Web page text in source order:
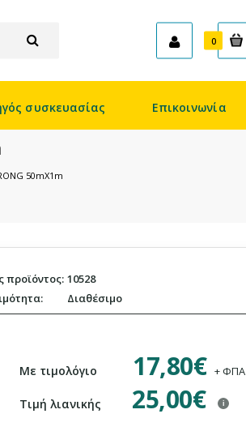
0
συσκευασίας Επικοινωνία
50mX1m
προϊόντος: 10528
Διαθέσιμο
Με τιμολόγιο 17,80€ + ΦΠΑ
Τιμή λιανικής 25,00€ i